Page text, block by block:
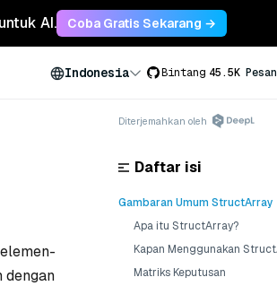
AI. Coba Gratis Sekarang →
Indonesia Bintang 45.5K
dengan
Diterjemahkan oleh
Daftar isi
Gambaran Umum StructArray
Apa itu StructArray?
Kapan Menggunakan
Matriks Keputusan